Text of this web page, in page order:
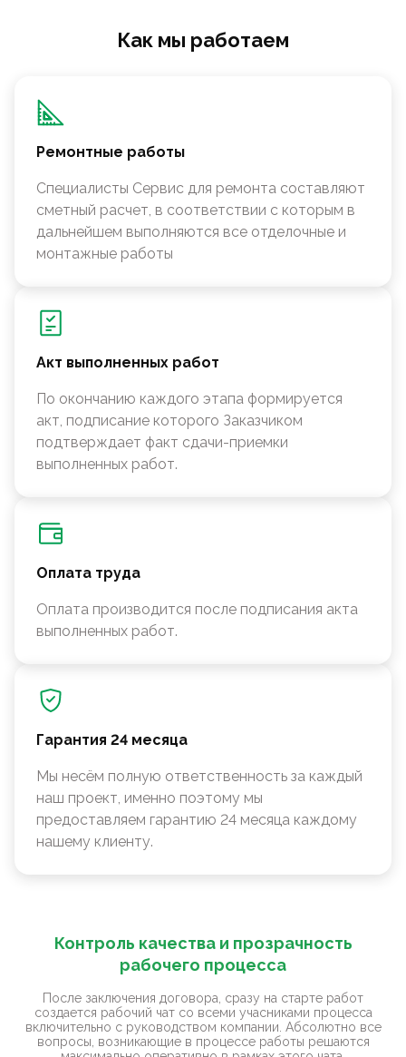
Как мы работаем
Ремонтные работы
Специалисты Сервис для ремонта составляют
сметный расчет, в соответствии с которым в
дальнейшем выполняются все отделочные и
монтажные работы
Акт выполненных работ
По окончанию каждого этапа формируется
акт, подписание которого Заказчиком
подтверждает факт сдачи-приемки
выполненных работ.
Оплата труда
Оплата производится после подписания акта
выполненных работ.
Гарантия 24 месяца
Мы несём полную ответственность за каждый
наш проект, именно поэтому мы
предоставляем гарантию 24 месяца каждому
нашему клиенту.
Контроль качества и прозрачность
рабочего процесса
После заключения договора, сразу на старте работ
создается рабочий чат со всеми учасниками процесса
включительно с руководством компании. Абсолютно все
вопросы, возникающие в процессе работы решаются